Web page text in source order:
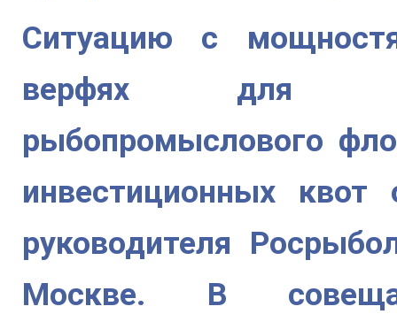
Ситуацию с
верфях для
рыбопромыслового
инвестиционных
руководителя
Москве. В